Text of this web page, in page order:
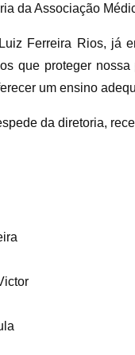
da Associação
Ferreira Rios, já
que proteger
um ensino
da diretoria,